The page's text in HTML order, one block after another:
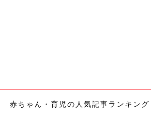
■Twitter
■YOUTUBE 愛波あや「赤ち
ャンネル」
赤ちゃん・育児の人気記事ランキング